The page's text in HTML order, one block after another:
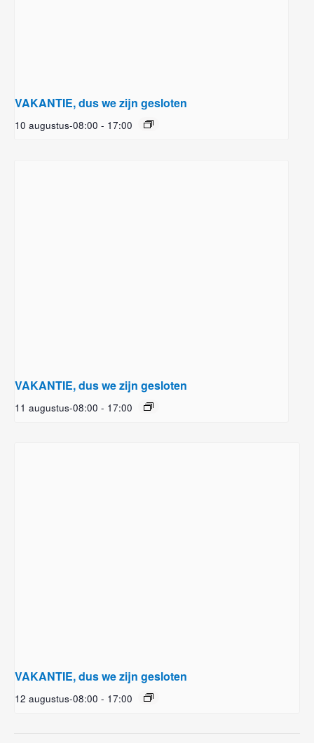
VAKANTIE, dus we zijn gesloten
10 augustus-08:00 - 17:00
VAKANTIE, dus we zijn gesloten
11 augustus-08:00 - 17:00
VAKANTIE, dus we zijn gesloten
12 augustus-08:00 - 17:00